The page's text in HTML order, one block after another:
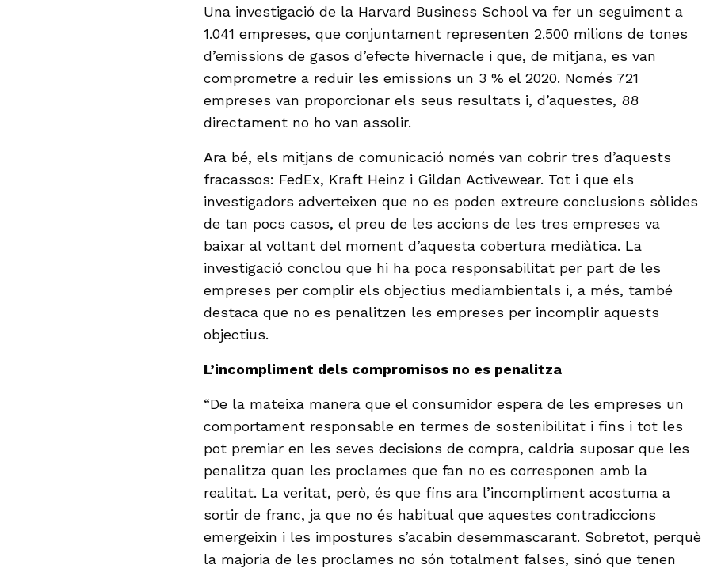
Una investigació de la Harvard Business School va fer un seguiment a
1.041 empreses, que conjuntament representen 2.500 milions de tones
d’emissions de gasos d’efecte hivernacle i que, de mitjana, es van
comprometre a reduir les emissions un 3 % el 2020. Només 721
empreses van proporcionar els seus resultats i, d’aquestes, 88
directament no ho van assolir.
Ara bé, els mitjans de comunicació només van cobrir tres d’aquests
fracassos: FedEx, Kraft Heinz i Gildan Activewear. Tot i que els
investigadors adverteixen que no es poden extreure conclusions sòlides
de tan pocs casos, el preu de les accions de les tres empreses va
baixar al voltant del moment d’aquesta cobertura mediàtica. La
investigació conclou que hi ha poca responsabilitat per part de les
empreses per complir els objectius mediambientals i, a més, també
destaca que no es penalitzen les empreses per incomplir aquests
objectius.
L’incompliment dels compromisos no es penalitza
“De la mateixa manera que el consumidor espera de les empreses un
comportament responsable en termes de sostenibilitat i fins i tot les
pot premiar en les seves decisions de compra, caldria suposar que les
penalitza quan les proclames que fan no es corresponen amb la
realitat. La veritat, però, és que fins ara l’incompliment acostuma a
sortir de franc, ja que no és habitual que aquestes contradiccions
emergeixin i les impostures s’acabin desemmascarant. Sobretot, perquè
la majoria de les proclames no són totalment falses, sinó que tenen